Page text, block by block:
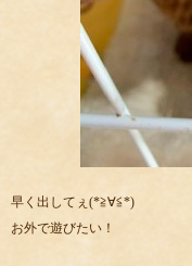
早く出してぇ(*≧∀≦*)
お外で遊びたい！